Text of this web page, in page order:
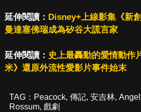
延伸閱讀： Disney+上線影集《新
曼達塞佛瑞成為矽谷大謊言家
延伸閱讀： 史上最轟動的愛情動作
米》還原外流性愛影片事件始末
TAG： Peacock, 傳記, 安吉林,
Rossum, 戲劇